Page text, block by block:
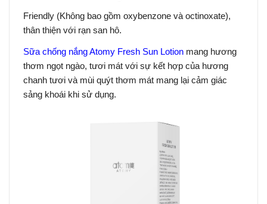
Friendly (Không bao gồm oxybenzone và octinoxate),
thân thiện với rạn san hô.
Sữa chống nắng Atomy Fresh Sun Lotionmang hương
thơm ngọt ngào, tươi mát với sự kết hợp của hương
chanh tươi và mùi quýt thơm mát mang lại cảm giác
sảng khoái khi sử dụng.